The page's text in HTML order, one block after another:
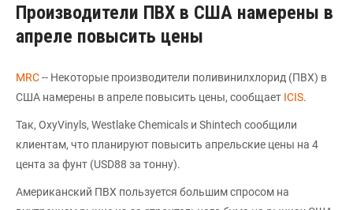
Производители ПВХ в США намерены в
апреле повысить цены
MRC-- Некоторые производители поливинилхлорид (ПВХ) в
США намерены в апреле повысить цены, сообщает ICIS.
Так, OxyVinyls, Westlake Chemicals и Shintech сообщили
клиентам, что планируют повысить апрельские цены на 4
цента за фунт (USD88 за тонну).
Американский ПВХ пользуется большим спросом на